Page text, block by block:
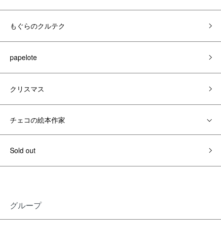
もぐらのクルテク
papelote
クリスマス
チェコの絵本作家
Sold out
グループ